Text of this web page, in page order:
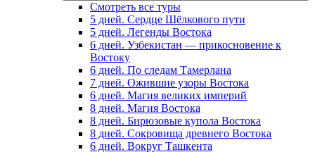
Смотреть все туры
5 дней. Сердце Шёлкового пути
5 дней. Легенды Востока
6 дней. Узбекистан — прикосновение к
Востоку
6 дней. По следам Тамерлана
7 дней. Ожившие узоры Востока
6 дней. Магия великих империй
8 дней. Магия Востока
8 дней. Бирюзовые купола Востока
8 дней. Сокровища древнего Востока
6 дней. Вокруг Ташкента